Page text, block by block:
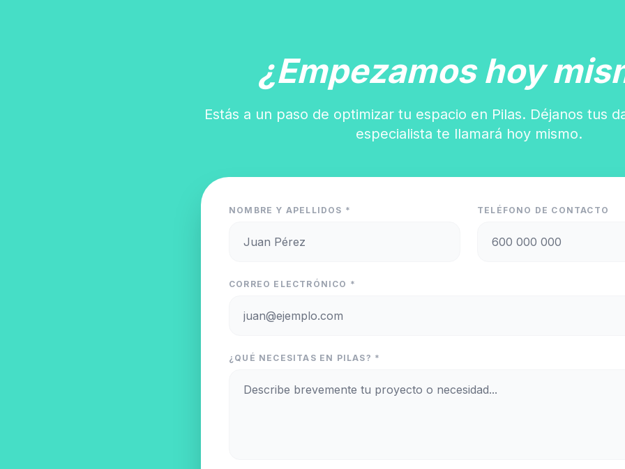
¿Empezamos hoy
Estás a un paso de optimizar tu espacio en Pilas. Déjanos tus
especialista te llamará hoy mismo.
NOMBRE Y APELLIDOS * TELÉFONO DE CONTACTO
CORREO ELECTRÓNICO *
¿QUÉ NECESITAS EN PILAS? *